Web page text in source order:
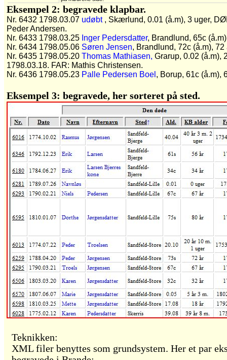
Eksempel 2: begravede klapbar.
Nr. 6432 1798.03.07 udøbt, Skærlund, 0.01 (å.m), 3 uger,
Peder Andersen.
Nr. 6433 1798.03.25 Inger Pedersdatter, Brandlund, 65c
Nr. 6434 1798.05.06 Søren Jensen, Brandlund, 72c (å.m),
Nr. 6435 1798.05.20 Thomas Mathiasen, Grarup, 0.02 (å.m),
1798.03.18. FAR: Mathis Christensen.
Nr. 6436 1798.05.23 Palle Pedersen Boel , Borup, 61c (å.m),
Eksempel 3: begravede, her sorteret på sted.
Teknikken:
XML filer benyttes som grundsystem. Her et par